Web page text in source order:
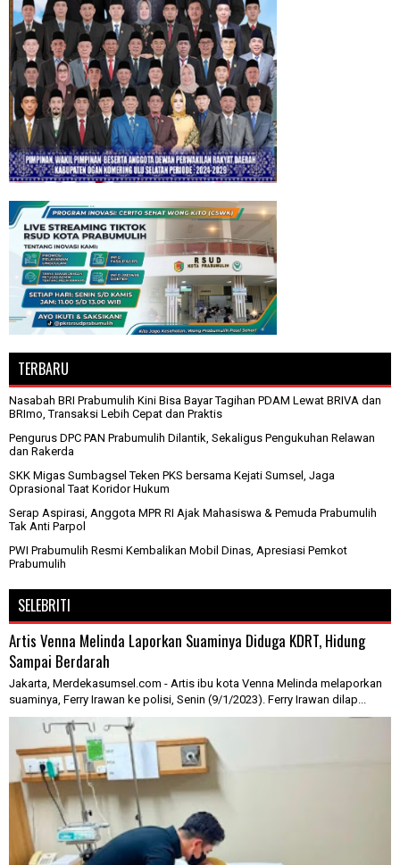
TERBARU
Nasabah BRI Prabumulih Kini Bisa Bayar Tagihan PDAM Lewat BRIVA dan
BRImo, Transaksi Lebih Cepat dan Praktis
Pengurus DPC PAN Prabumulih Dilantik, Sekaligus Pengukuhan Relawan
dan Rakerda
SKK Migas Sumbagsel Teken PKS bersama Kejati Sumsel, Jaga
Oprasional Taat Koridor Hukum
Serap Aspirasi, Anggota MPR RI Ajak Mahasiswa & Pemuda Prabumulih
Tak Anti Parpol
PWI Prabumulih Resmi Kembalikan Mobil Dinas, Apresiasi Pemkot
Prabumulih
SELEBRITI
Artis Venna Melinda Laporkan Suaminya Diduga KDRT, Hidung
Sampai Berdarah
Jakarta, Merdekasumsel.com - Artis ibu kota Venna Melinda melaporkan
suaminya, Ferry Irawan ke polisi, Senin (9/1/2023). Ferry Irawan dilap...